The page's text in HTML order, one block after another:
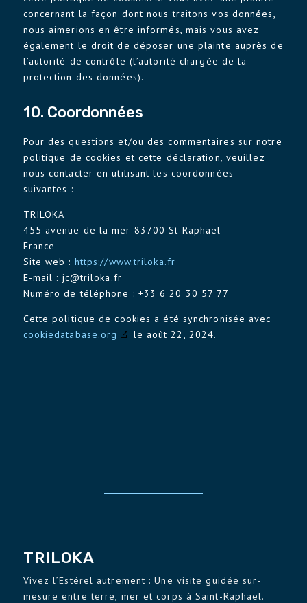
concernant la façon dont nous traitons vos données,
nous aimerions en être informés, mais vous avez
également le droit de déposer une plainte auprès de
l’autorité de contrôle (l’autorité chargée de la
protection des données).
10. Coordonnées
Pour des questions et/ou des commentaires sur notre
politique de cookies et cette déclaration, veuillez
nous contacter en utilisant les coordonnées
suivantes :
TRILOKA
455 avenue de la mer 83700 St Raphael
France
Site web : https://www.triloka.fr
E-mail : jc@triloka.fr
Numéro de téléphone : +33 6 20 30 57 77
Cette politique de cookies a été synchronisée avec
cookiedatabase.org
le août 22, 2024.
TRILOKA
Vivez l’Estérel autrement : Une visite guidée sur-
mesure entre terre, mer et corps à Saint-Raphaël.